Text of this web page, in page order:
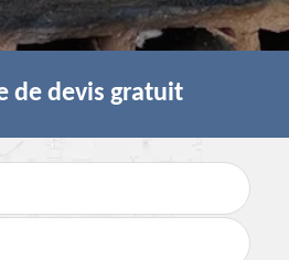
de devis gratuit